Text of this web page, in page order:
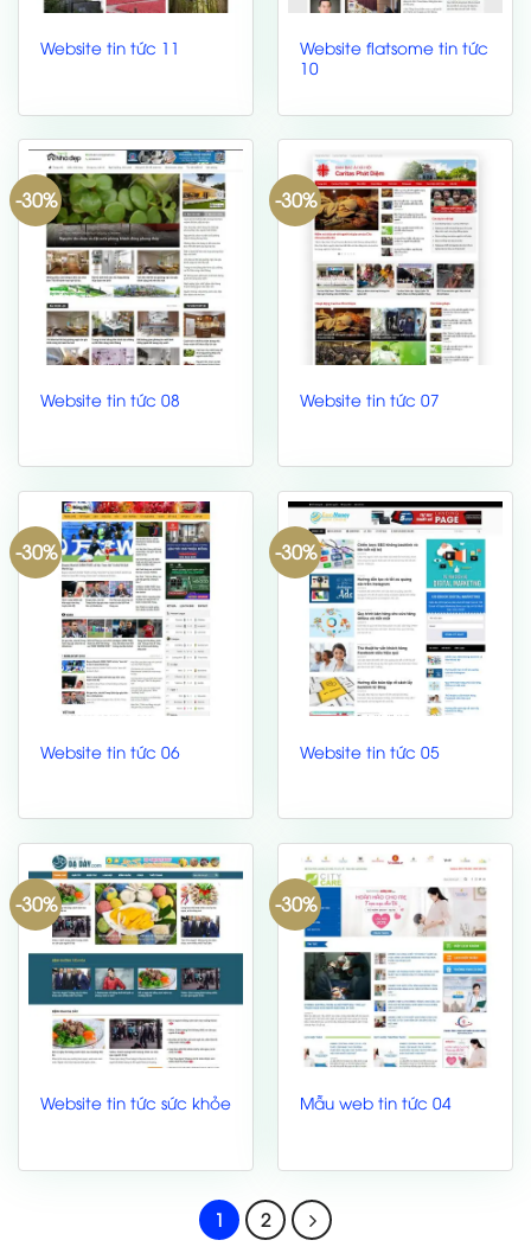
Website tin tức 11
Website flatsome tin tức
10
-30%
Website tin tức 08
-30%
Website tin tức 07
-30%
Website tin tức 06
-30%
Website tin tức 05
-30%
Website tin tức sức khỏe
-30%
Mẫu web tin tức 04
1 2